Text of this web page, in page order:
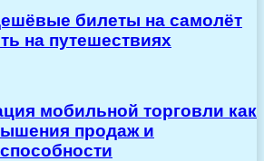
билеты на самолёт
на путешествиях
мобильной торговли как
продаж и